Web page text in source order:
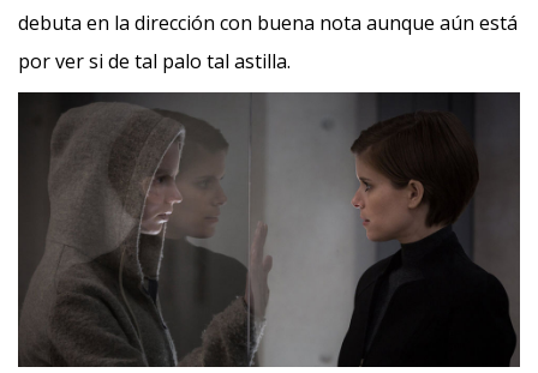
debuta en la dirección con buena nota aunque aún está
por ver si de tal palo tal astilla.